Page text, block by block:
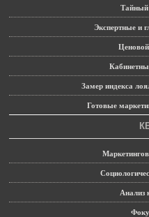
Тайный
Экспертные и
Замер индекса
Готовые
Анализ